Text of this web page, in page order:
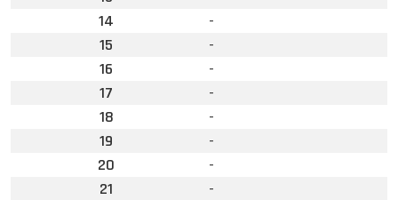
14
-
15
-
16
-
17
-
18
-
19
-
20
-
21
-